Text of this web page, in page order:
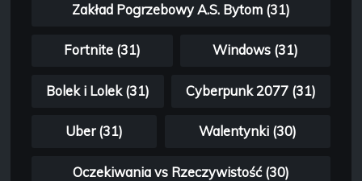
Zakład Pogrzebowy A.S. Bytom (31)
Fortnite (31) Windows (31)
Bolek i Lolek (31) Cyberpunk 2077 (31)
Uber (31) Walentynki (30)
Oczekiwania vs Rzeczywistość (30)